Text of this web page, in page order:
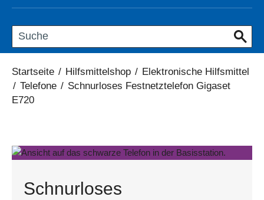
Startseite / Hilfsmittelshop / Elektronische Hilfsmittel
/ Telefone / Schnurloses Festnetztelefon Gigaset
E720
Schnurloses